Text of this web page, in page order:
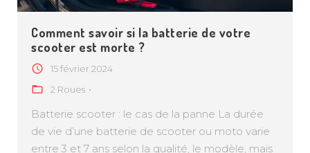
Comment savoir si la batterie de votre
scooter est morte ?
15 février 2024
2 Roues
Batterie scooter : le cas de la panne La durée
de vie d’une batterie de scooter ou moto varie
entre 3 et 7 ans selon la qualité, le modèle, mais